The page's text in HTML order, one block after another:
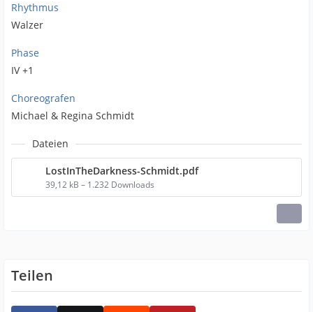
Rhythmus
Walzer
Phase
IV +1
Choreografen
Michael & Regina Schmidt
Dateien
LostInTheDarkness-Schmidt.pdf
39,12 kB – 1.232 Downloads
Teilen